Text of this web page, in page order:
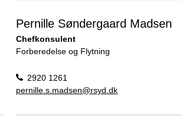
Pernille Søndergaard Madsen
Chefkonsulent
Forberedelse og Flytning
2920 1261
pernille.s.madsen@rsyd.dk